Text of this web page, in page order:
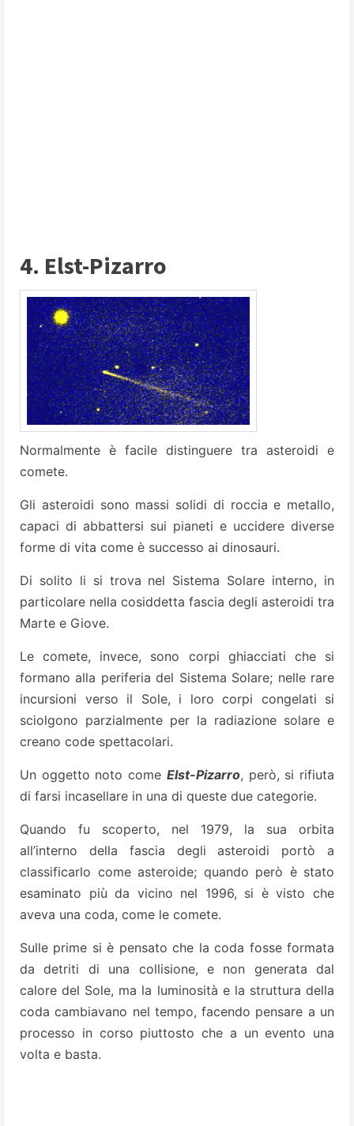
4. Elst-Pizarro
Normalmente è facile distinguere tra asteroidi e
comete.
Gli asteroidi sono massi solidi di roccia e metallo,
capaci di abbattersi sui pianeti e uccidere diverse
forme di vita come è successo ai dinosauri.
Di solito li si trova nel Sistema Solare interno, in
particolare nella cosiddetta fascia degli asteroidi tra
Marte e Giove.
Le comete, invece, sono corpi ghiacciati che si
formano alla periferia del Sistema Solare; nelle rare
incursioni verso il Sole, i loro corpi congelati si
sciolgono parzialmente per la radiazione solare e
creano code spettacolari.
Un oggetto noto come Elst-Pizarro, però, si rifiuta
di farsi incasellare in una di queste due categorie.
Quando fu scoperto, nel 1979, la sua orbita
all’interno della fascia degli asteroidi portò a
classificarlo come asteroide; quando però è stato
esaminato più da vicino nel 1996, si è visto che
aveva una coda, come le comete.
Sulle prime si è pensato che la coda fosse formata
da detriti di una collisione, e non generata dal
calore del Sole, ma la luminosità e la struttura della
coda cambiavano nel tempo, facendo pensare a un
processo in corso piuttosto che a un evento una
volta e basta.